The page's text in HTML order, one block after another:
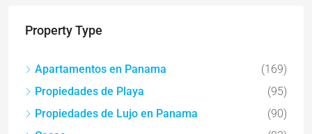
Property Type
Apartamentos en Panama
(169)
Propiedades de Playa
(95)
Propiedades de Lujo en Panama
(90)